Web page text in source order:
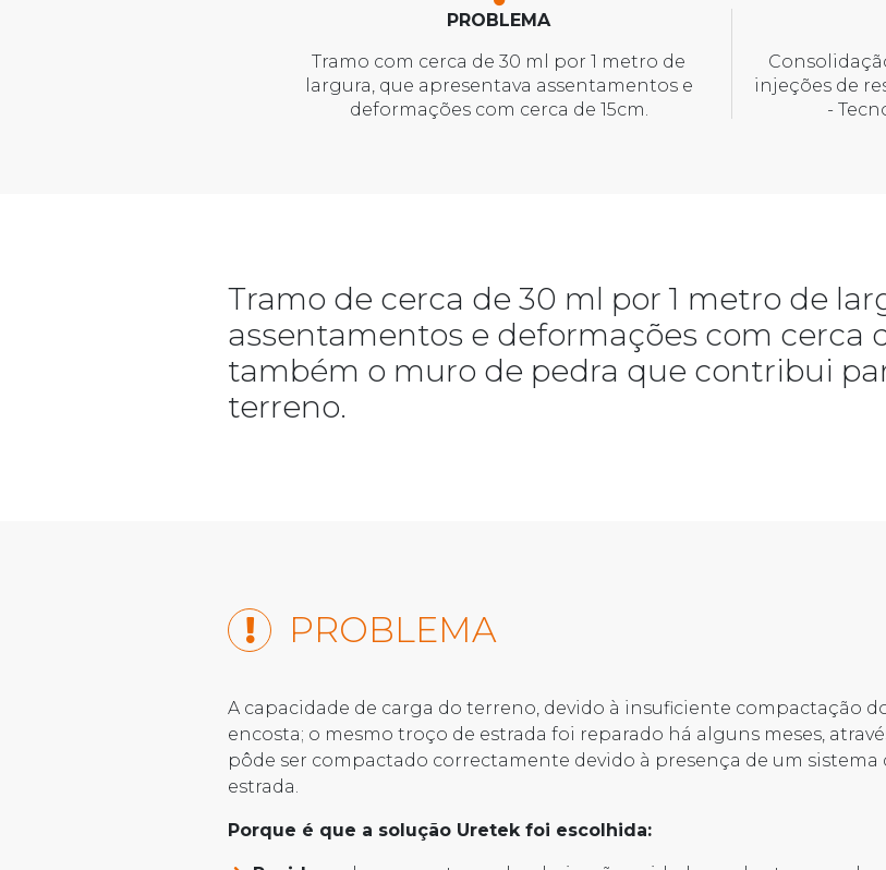
PROBLEMA
Tramo com cerca de 30 ml por 1 metro de
largura, que apresentava assentamentos e
deformações com cerca de 15cm.
injeções de
-
Tramo de cerca de 30 ml por 1 metro de
assentamentos e deformações com cerca
também o muro de pedra que contribui
terreno.
PROBLEMA
A capacidade de carga do terreno, devido à insuficiente compactação
encosta; o mesmo troço de estrada foi reparado há alguns meses,
pôde ser compactado correctamente devido à presença de um
estrada.
Porque é que a solução Uretek foi escolhida: